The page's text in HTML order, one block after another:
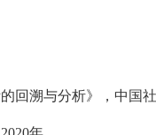
回溯与分析》，中国